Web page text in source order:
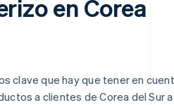
en Corea
clave que hay que tener en
a clientes de Corea del Sur a